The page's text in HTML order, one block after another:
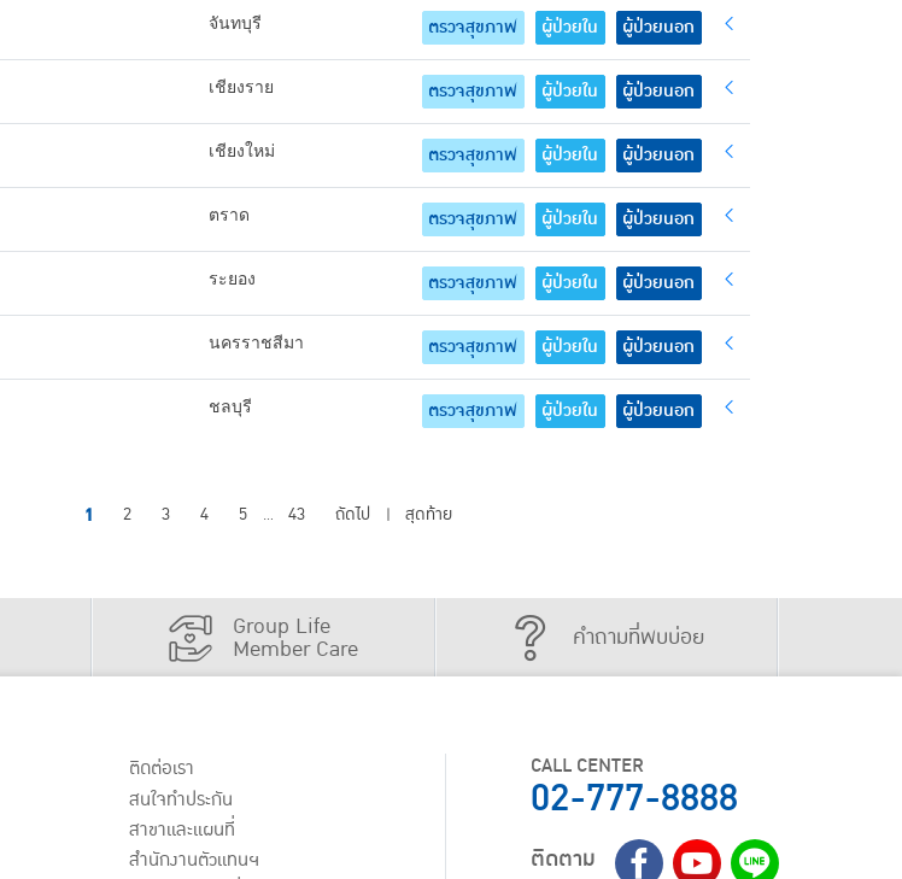
จันทบุรี ตรวจสุขภาพ ผู้ป่วยใน ผู้ป่วยนอก
เชียงราย ตรวจสุขภาพ ผู้ป่วยใน ผู้ป่วยนอก
เชียงใหม่ ตรวจสุขภาพ ผู้ป่วยใน ผู้ป่วยนอก
ตราด ตรวจสุขภาพ ผู้ป่วยใน ผู้ป่วยนอก
ระยอง ตรวจสุขภาพ ผู้ป่วยใน ผู้ป่วยนอก
นครราชสีมา ตรวจสุขภาพ ผู้ป่วยใน ผู้ป่วยนอก
ชลบุรี ตรวจสุขภาพ ผู้ป่วยใน ผู้ป่วยนอก
1 2 3 4 5 ... 43 ถัดไป | สุดท้าย
Group Life
Member Care คำถามที่พบบ่อย
ติดต่อเรา
สนใจทำประกัน
สาขาและแผนที่
สำนักงานตัวแทนฯ
CALL CENTER
02-777-8888
ติดตาม